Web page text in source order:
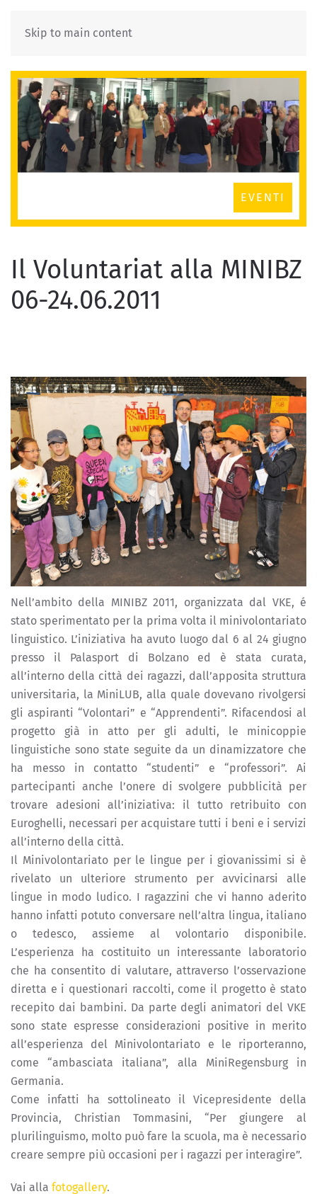
Skip to main content
EVENTI
Il Voluntariat alla MINIBZ
06-24.06.2011
Nell’ambito della MINIBZ 2011, organizzata dal VKE, é
stato sperimentato per la prima volta il minivolontariato
linguistico. L’iniziativa ha avuto luogo dal 6 al 24 giugno
presso il Palasport di Bolzano ed è stata curata,
all’interno della città dei ragazzi, dall’apposita struttura
universitaria, la MiniLUB, alla quale dovevano rivolgersi
gli aspiranti “Volontari” e “Apprendenti”. Rifacendosi al
progetto già in atto per gli adulti, le minicoppie
linguistiche sono state seguite da un dinamizzatore che
ha messo in contatto “studenti” e “professori”. Ai
partecipanti anche l’onere di svolgere pubblicità per
trovare adesioni all’iniziativa: il tutto retribuito con
Euroghelli, necessari per acquistare tutti i beni e i servizi
all’interno della città.
Il Minivolontariato per le lingue per i giovanissimi si è
rivelato un ulteriore strumento per avvicinarsi alle
lingue in modo ludico. I ragazzini che vi hanno aderito
hanno infatti potuto conversare nell’altra lingua, italiano
o tedesco, assieme al volontario disponibile.
L’esperienza ha costituito un interessante laboratorio
che ha consentito di valutare, attraverso l’osservazione
diretta e i questionari raccolti, come il progetto è stato
recepito dai bambini. Da parte degli animatori del VKE
sono state espresse considerazioni positive in merito
all’esperienza del Minivolontariato e le riporteranno,
come “ambasciata italiana”, alla MiniRegensburg in
Germania.
Come infatti ha sottolineato il Vicepresidente della
Provincia, Christian Tommasini, “Per giungere al
plurilinguismo, molto può fare la scuola, ma è necessario
creare sempre più occasioni per i ragazzi per interagire”.
Vai alla fotogallery.